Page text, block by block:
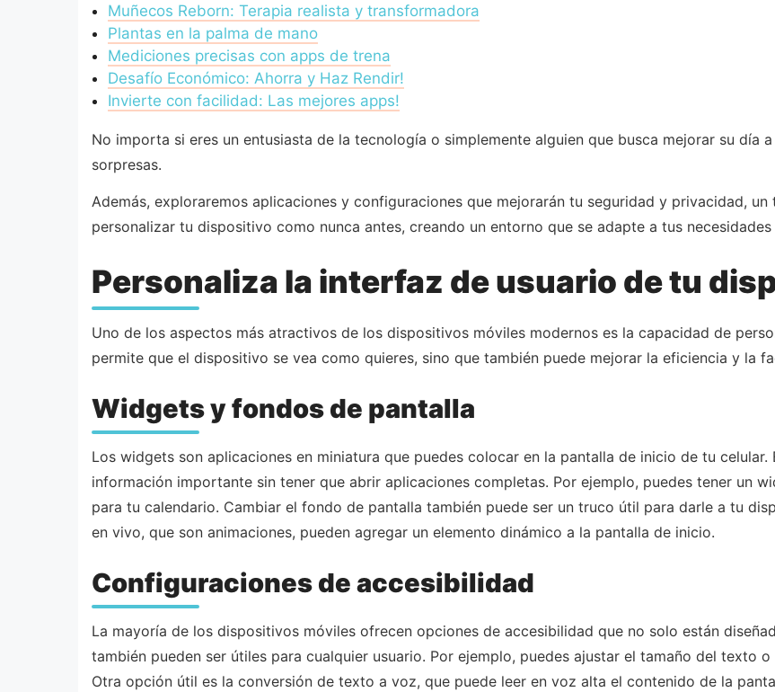
Muñecos Reborn: Terapia realista y transformadora
Plantas en la palma de mano
Mediciones precisas con apps de trena
Desafío Económico: Ahorra y Haz Rendir!
Invierte con facilidad: Las mejores apps!
No importa si eres un entusiasta de la tecnología o simplemente alguien que busca mejorar su día
sorpresas.
Además, exploraremos aplicaciones y configuraciones que mejorarán tu seguridad y privacidad,
personalizar tu dispositivo como nunca antes, creando un entorno que se adapte a tus
Personaliza la interfaz de usuario de tu
Uno de los aspectos más atractivos de los dispositivos móviles modernos es la capacidad de
permite que el dispositivo se vea como quieres, sino que también puede mejorar la eficiencia y la
Widgets y fondos de pantalla
Los widgets son aplicaciones en miniatura que puedes colocar en la pantalla de inicio de tu
información importante sin tener que abrir aplicaciones completas. Por ejemplo, puedes tener un
para tu calendario. Cambiar el fondo de pantalla también puede ser un truco útil para darle a tu
en vivo, que son animaciones, pueden agregar un elemento dinámico a la pantalla de inicio.
Configuraciones de accesibilidad
La mayoría de los dispositivos móviles ofrecen opciones de accesibilidad que no solo están
también pueden ser útiles para cualquier usuario. Por ejemplo, puedes ajustar el tamaño del texto
Otra opción útil es la conversión de texto a voz, que puede leer en voz alta el contenido de la